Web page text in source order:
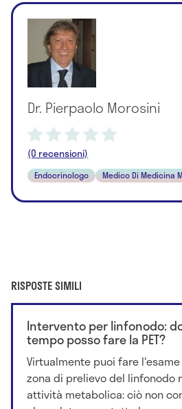
Dr. Pierpaolo Morosini
(0 recensioni)
Endocrinologo Medico Di Medicina
RISPOSTE SIMILI
Intervento per linfonodo:
tempo posso fare la PET?
Virtualmente puoi fare
zona di prelievo del linfonodo
attività metabolica: ciò non